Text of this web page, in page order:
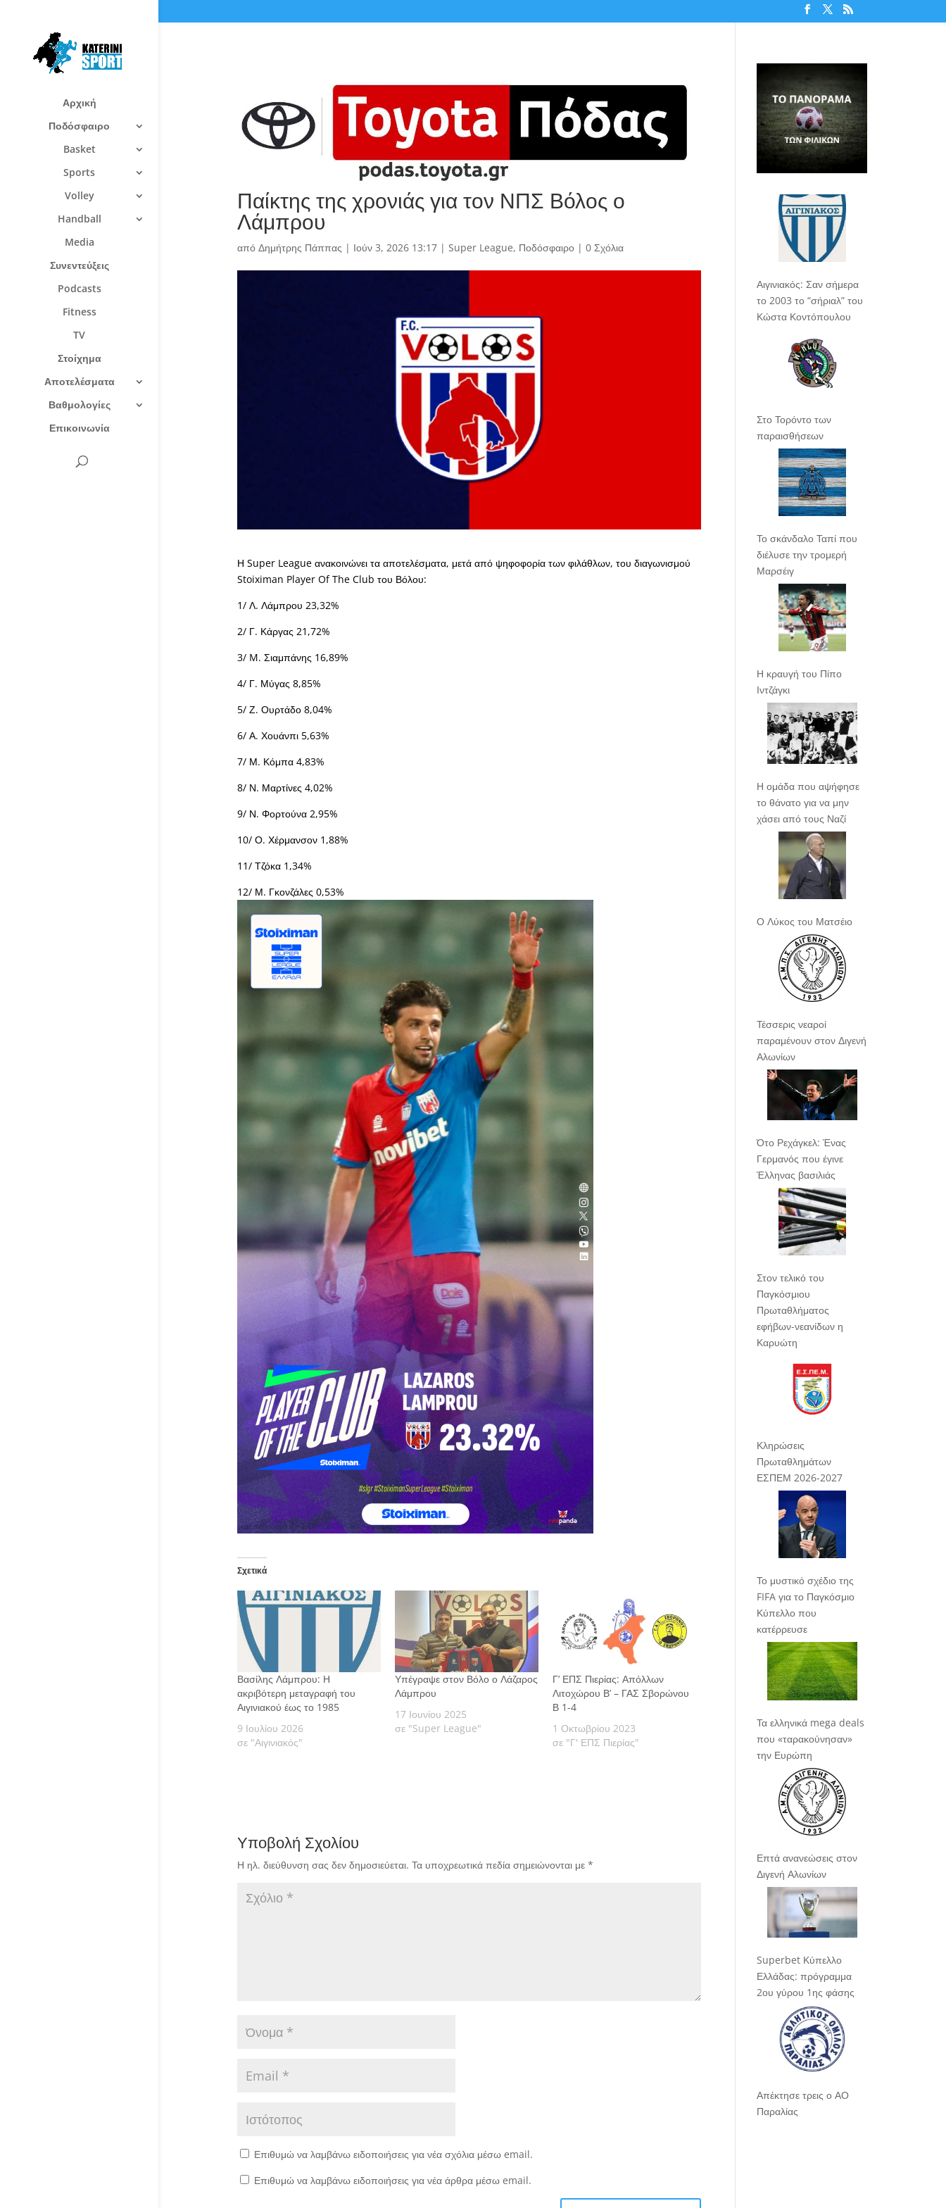
Αρχική
Ποδόσφαιρο
Basket
Sports
Volley
Handball
Media
Συνεντεύξεις
Podcasts
Fitness
TV
Στοίχημα
Αποτελέσματα
Βαθμολογίες
Επικοινωνία
Παίκτης της χρονιάς για τον ΝΠΣ Βόλος ο
Λάμπρου
από Δημήτρης Πάππας | Ιούν 3, 2026 13:17| Super League, Ποδόσφαιρο| 0 Σχόλια
Η Super League ανακοινώνει τα αποτελέσματα, μετά από ψηφοφορία των φιλάθλων, του διαγωνισμού
Stoiximan Player Of The Club του Βόλου:
1/ Λ. Λάμπρου 23,32%
2/ Γ. Κάργας 21,72%
3/ M. Σιαμπάνης 16,89%
4/ Γ. Μύγας 8,85%
5/ Ζ. Ουρτάδο 8,04%
6/ Α. Χουάνπι 5,63%
7/ Μ. Κόμπα 4,83%
8/ Ν. Μαρτίνες 4,02%
9/ Ν. Φορτούνα 2,95%
10/ Ο. Χέρμανσον 1,88%
11/ Τζόκα 1,34%
12/ Μ. Γκονζάλες 0,53%
Σχετικά
Βασίλης Λάμπρου: Η
ακριβότερη μεταγραφή του
Αιγινιακού έως το 1985
9 Ιουλίου 2026
σε "Αιγινιακός"
Υπέγραψε στον Βόλο ο Λάζαρος
Λάμπρου
17 Ιουνίου 2025
σε "Super League"
Γ’ ΕΠΣ Πιερίας: Απόλλων
Λιτοχώρου Β’ – ΓΑΣ Σβορώνου
Β 1-4
1 Οκτωβρίου 2023
σε "Γ' ΕΠΣ Πιερίας"
Υποβολή Σχολίου
Η ηλ. διεύθυνση σας δεν δημοσιεύεται. Τα υποχρεωτικά πεδία σημειώνονται με *
Επιθυμώ να λαμβάνω ειδοποιήσεις για νέα σχόλια μέσω email.
Επιθυμώ να λαμβάνω ειδοποιήσεις για νέα άρθρα μέσω email.
Αιγινιακός: Σαν σήμερα
το 2003 το “σήριαλ” του
Κώστα Κοντόπουλου
Στο Τορόντο των
παραισθήσεων
Το σκάνδαλο Ταπί που
διέλυσε την τρομερή
Μαρσέιγ
Η κραυγή του Πίπο
Ιντζάγκι
Η ομάδα που αψήφησε
το θάνατο για να μην
χάσει από τους Ναζί
Ο Λύκος του Ματσέιο
Τέσσερις νεαροί
παραμένουν στον Διγενή
Αλωνίων
Ότο Ρεχάγκελ: Ένας
Γερμανός που έγινε
Έλληνας βασιλιάς
Στον τελικό του
Παγκόσμιου
Πρωταθλήματος
εφήβων-νεανίδων η
Καρυώτη
Κληρώσεις
Πρωταθλημάτων
ΕΣΠΕΜ 2026-2027
Το μυστικό σχέδιο της
FIFA για το Παγκόσμιο
Κύπελλο που
κατέρρευσε
Τα ελληνικά mega deals
που «ταρακούνησαν»
την Ευρώπη
Επτά ανανεώσεις στον
Διγενή Αλωνίων
Superbet Κύπελλο
Ελλάδας: πρόγραμμα
2ου γύρου 1ης φάσης
Απέκτησε τρεις ο ΑΟ
Παραλίας